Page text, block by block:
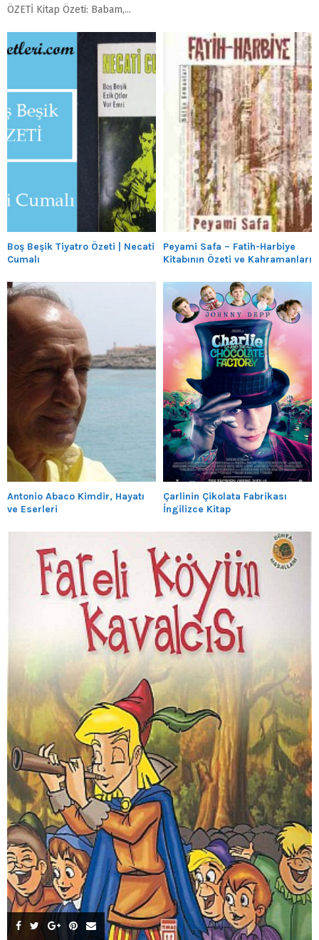
ÖZETİ Kitap Özeti: Babam,...
Boş Beşik Tiyatro Özeti | Necati
Cumalı
Peyami Safa – Fatih-Harbiye
Kitabının Özeti ve Kahramanları
Antonio Abaco Kimdir, Hayatı
ve Eserleri
Çarlinin Çikolata Fabrikası
İngilizce Kitap